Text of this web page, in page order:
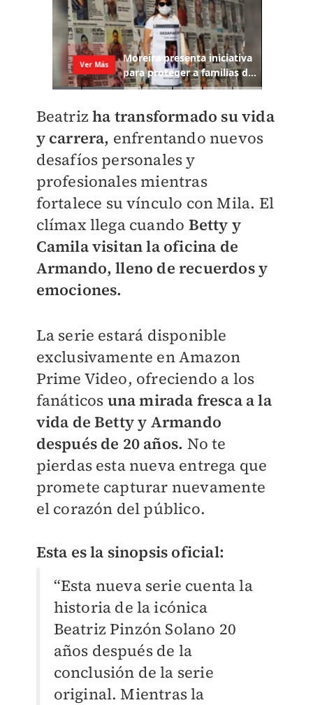
Beatriz ha transformado su vida
y carrera, enfrentando nuevos
desafíos personales y
profesionales mientras
fortalece su vínculo con Mila. El
clímax llega cuando Betty y
Camila visitan la oficina de
Armando, lleno de recuerdos y
emociones.
La serie estará disponible
exclusivamente en Amazon
Prime Video, ofreciendo a los
fanáticos una mirada fresca a la
vida de Betty y Armando
después de 20 años. No te
pierdas esta nueva entrega que
promete capturar nuevamente
el corazón del público.
Esta es la sinopsis oficial:
“Esta nueva serie cuenta la
historia de la icónica
Beatriz Pinzón Solano 20
años después de la
conclusión de la serie
original. Mientras la